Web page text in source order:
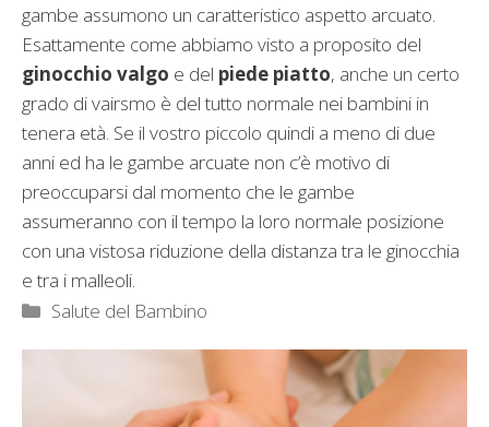
gambe assumono un caratteristico aspetto arcuato.
Esattamente come abbiamo visto a proposito del
ginocchio valgo e del piede piatto, anche un certo
grado di vairsmo è del tutto normale nei bambini in
tenera età. Se il vostro piccolo quindi a meno di due
anni ed ha le gambe arcuate non c’è motivo di
preoccuparsi dal momento che le gambe
assumeranno con il tempo la loro normale posizione
con una vistosa riduzione della distanza tra le ginocchia
e tra i malleoli.
Categorie
Salute del Bambino